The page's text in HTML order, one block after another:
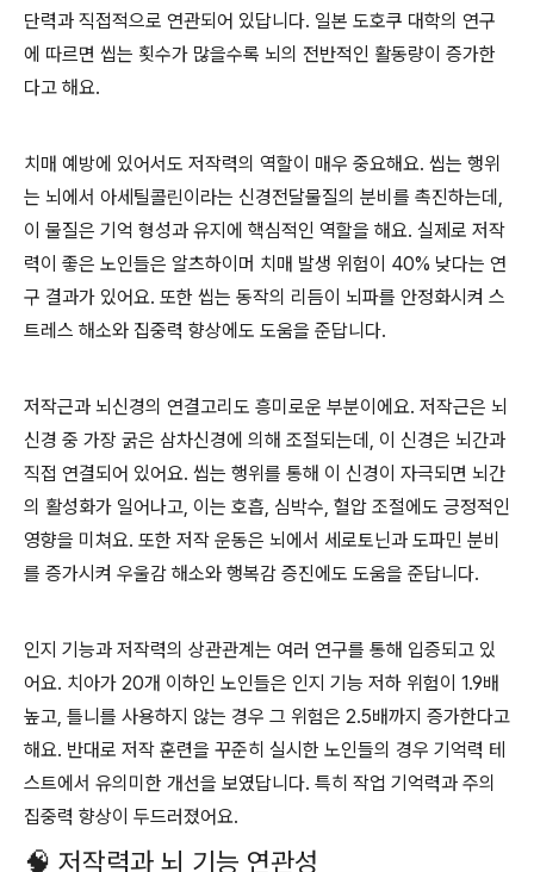
단력과 직접적으로 연관되어 있답니다. 일본 도호쿠 대학의 연구
에 따르면 씹는 횟수가 많을수록 뇌의 전반적인 활동량이 증가한
다고 해요.
치매 예방에 있어서도 저작력의 역할이 매우 중요해요. 씹는 행위
는 뇌에서 아세틸콜린이라는 신경전달물질의 분비를 촉진하는데,
이 물질은 기억 형성과 유지에 핵심적인 역할을 해요. 실제로 저작
력이 좋은 노인들은 알츠하이머 치매 발생 위험이 40% 낮다는 연
구 결과가 있어요. 또한 씹는 동작의 리듬이 뇌파를 안정화시켜 스
트레스 해소와 집중력 향상에도 도움을 준답니다.
저작근과 뇌신경의 연결고리도 흥미로운 부분이에요. 저작근은 뇌
신경 중 가장 굵은 삼차신경에 의해 조절되는데, 이 신경은 뇌간과
직접 연결되어 있어요. 씹는 행위를 통해 이 신경이 자극되면 뇌간
의 활성화가 일어나고, 이는 호흡, 심박수, 혈압 조절에도 긍정적인
영향을 미쳐요. 또한 저작 운동은 뇌에서 세로토닌과 도파민 분비
를 증가시켜 우울감 해소와 행복감 증진에도 도움을 준답니다.
인지 기능과 저작력의 상관관계는 여러 연구를 통해 입증되고 있
어요. 치아가 20개 이하인 노인들은 인지 기능 저하 위험이 1.9배
높고, 틀니를 사용하지 않는 경우 그 위험은 2.5배까지 증가한다고
해요. 반대로 저작 훈련을 꾸준히 실시한 노인들의 경우 기억력 테
스트에서 유의미한 개선을 보였답니다. 특히 작업 기억력과 주의
집중력 향상이 두드러졌어요.
🧠 저작력과 뇌 기능 연관성